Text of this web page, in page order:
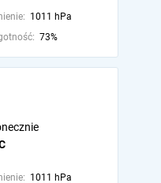
1011 hPa
73%
1011 hPa